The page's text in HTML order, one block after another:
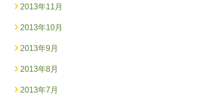
2013年11月
2013年10月
2013年9月
2013年8月
2013年7月